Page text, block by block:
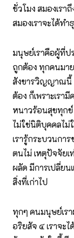
ชั่วโมง สมองเร
สมองเราจะได้ท
มนุษย์เราคือผู้ที่ป
ถูกต้อง ทุกคนมาย
สังขารวิญญาณนี้
ต้อง ก็เพราะเรา
หนาวร้อนสุขทุกข์
ไม่ใช่นิติบุคคลไม่
เรารู้กระบวนกา
ตนไม่ เหตุปัจจัย
ผลัด มีการเปลี่ยน
สิ่งที่เก่าไป
ทุกๆ คนมนุษย์เรา
อริยสัจ ๔ เราจะ